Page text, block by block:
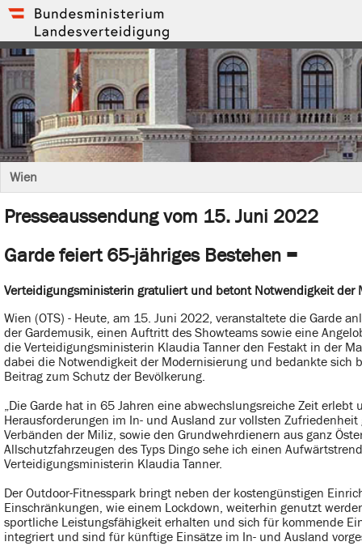
Wien
Presseaussendung vom 15. Juni 2022
Garde feiert 65-jähriges Bestehen =
Verteidigungsministerin gratuliert und betont Notwendigkeit
Wien (OTS) - Heute, am 15. Juni 2022, veranstaltete die Garde
der Gardemusik, einen Auftritt des Showteams sowie eine
die Verteidigungsministerin Klaudia Tanner den Festakt in der
dabei die Notwendigkeit der Modernisierung und bedankte
Beitrag zum Schutz der Bevölkerung.
„Die Garde hat in 65 Jahren eine abwechslungsreiche Zeit
Herausforderungen im In- und Ausland zur vollsten
Verbänden der Miliz, sowie den Grundwehrdienern aus ganz
Allschutzfahrzeugen des Typs Dingo sehe ich einen
Verteidigungsministerin Klaudia Tanner.
Der Outdoor-Fitnesspark bringt neben der kostengünstigen
Einschränkungen, wie einem Lockdown, weiterhin genutzt
sportliche Leistungsfähigkeit erhalten und sich für kommende
integriert und sind für künftige Einsätze im In- und Ausland